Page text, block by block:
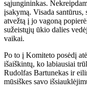
sąjungininkas.
įsakymą. Visada santūrus,
atvežtą į jo vagoną
sužeistųjų ūkio dalies
vaikai.
Po to į Komiteto posėdį
išaiškintų, ko labiausiai
Rudolfas Bartunekas ir
mūsiškes savo